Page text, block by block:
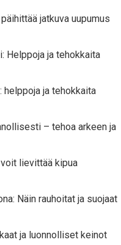
jatkuva uupumus
Helppoja ja tehokkaita
ja tehokkaita
– tehoa arkeen ja
lievittää kipua
Näin rauhoitat ja suojaat
ja luonnolliset keinot